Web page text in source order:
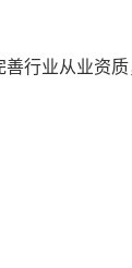
行业从业资